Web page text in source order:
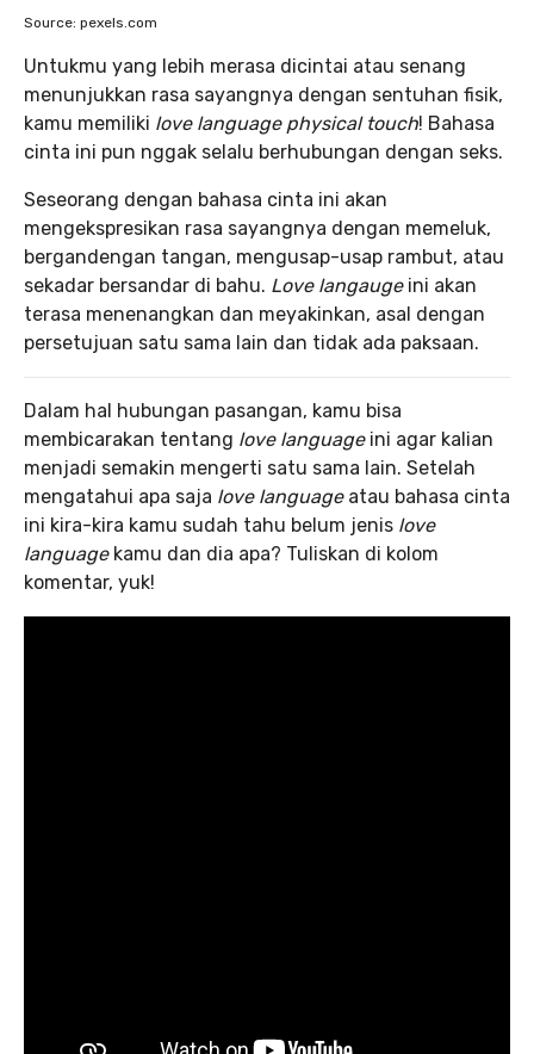
Source: pexels.com
Untukmu yang lebih merasa dicintai atau senang
menunjukkan rasa sayangnya dengan sentuhan fisik,
kamu memiliki love language physical touch! Bahasa
cinta ini pun nggak selalu berhubungan dengan seks.
Seseorang dengan bahasa cinta ini akan
mengekspresikan rasa sayangnya dengan memeluk,
bergandengan tangan, mengusap-usap rambut, atau
sekadar bersandar di bahu. Love langaugeini akan
terasa menenangkan dan meyakinkan, asal dengan
persetujuan satu sama lain dan tidak ada paksaan.
Dalam hal hubungan pasangan, kamu bisa
membicarakan tentang love language ini agar kalian
menjadi semakin mengerti satu sama lain. Setelah
mengatahui apa saja love language atau bahasa cinta
ini kira-kira kamu sudah tahu belum jenis love
language kamu dan dia apa? Tuliskan di kolom
komentar, yuk!